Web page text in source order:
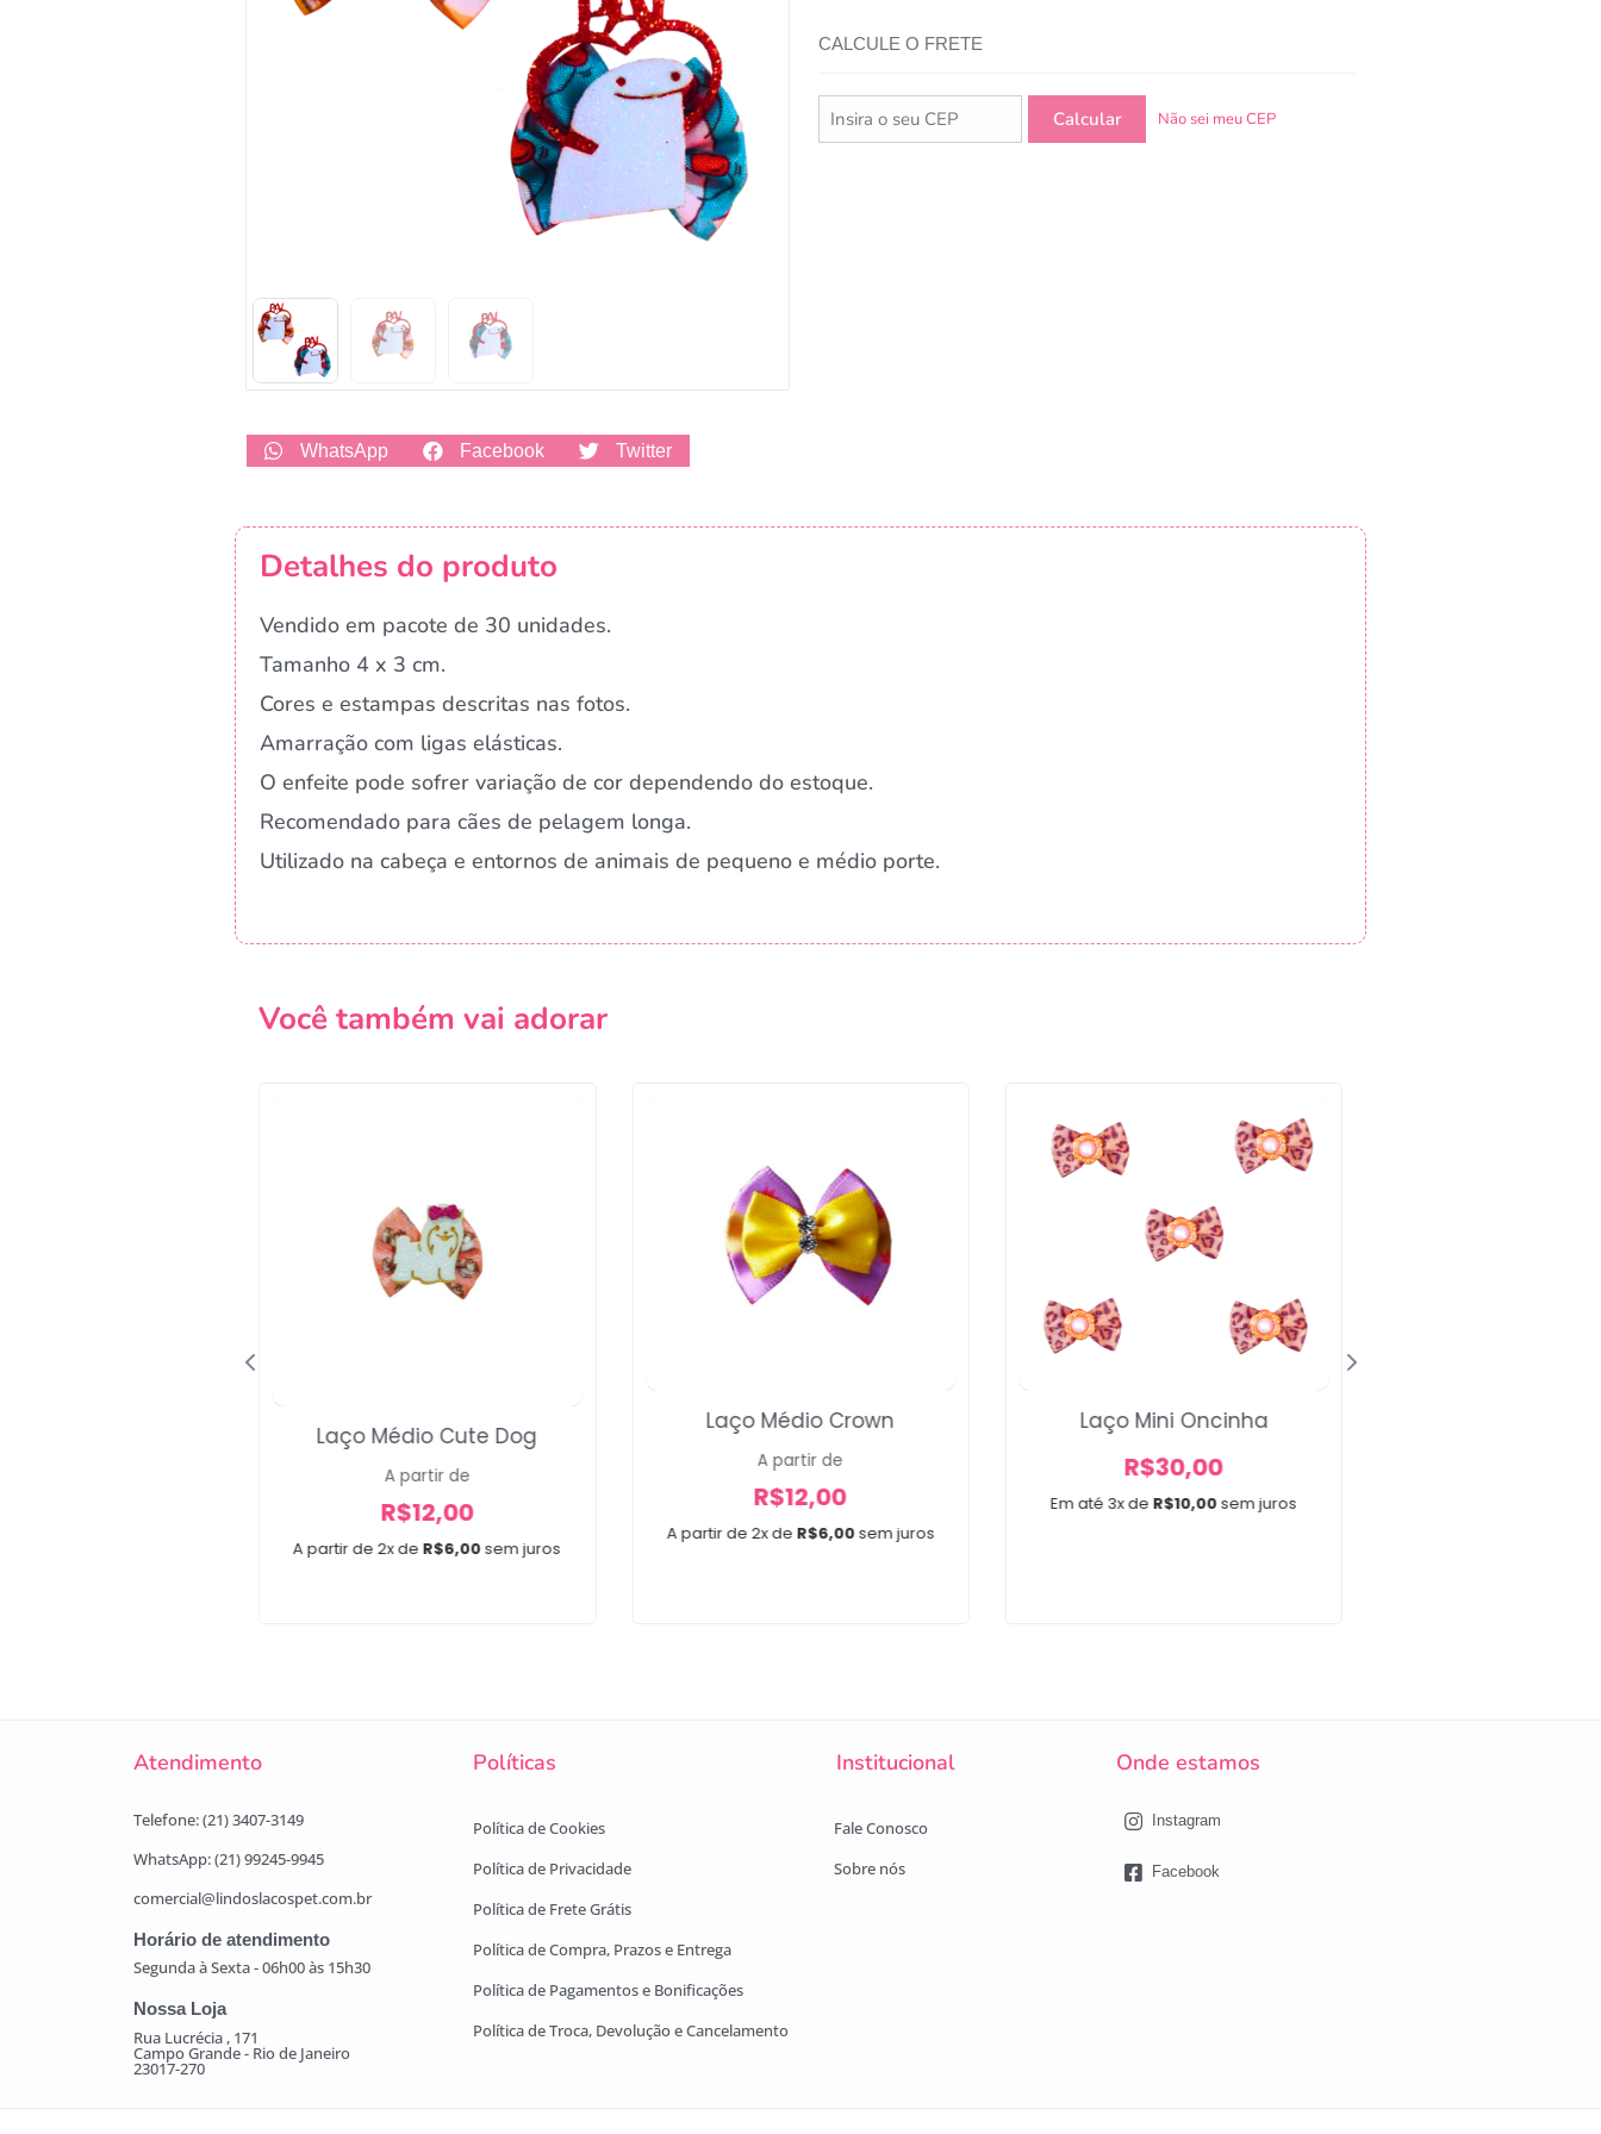
WhatsApp Facebook Twitter
CALCULE O FRETE
Não sei meu CEP
Detalhes do produto
Vendido em pacote de 30 unidades.
Tamanho 4 x 3 cm.
Cores e estampas descritas nas fotos.
Amarração com ligas elásticas.
O enfeite pode sofrer variação de cor dependendo do estoque.
Recomendado para cães de pelagem longa.
Utilizado na cabeça e entornos de animais de pequeno e médio porte.
Você também vai adorar
A partir de 2x de R$6,00sem juros
Laço Médio Cute Dog
A partir de
R$12,00
A partir de 2x de R$6,00sem juros
Laço Médio Crown
A partir de
R$12,00 Em até 3x de R$10,00sem juros
Laço Mini Oncinha
R$30,00
Atendimento Políticas Institucional Onde estamos
Telefone: (21) 3407-3149
WhatsApp: (21) 99245-9945
comercial@lindoslacospet.com.br
Horário de atendimento
Segunda à Sexta - 06h00 às 15h30
Nossa Loja
Rua Lucrécia , 171
Campo Grande - Rio de Janeiro
23017-270
Política de Cookies
Política de Privacidade
Política de Frete Grátis
Política de Compra, Prazos e Entrega
Política de Pagamentos e Bonificações
Política de Troca, Devolução e Cancelamento
Fale Conosco
Sobre nós
Instagram
Facebook